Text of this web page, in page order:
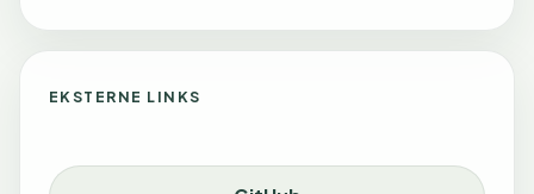
EKSTERNE LINKS